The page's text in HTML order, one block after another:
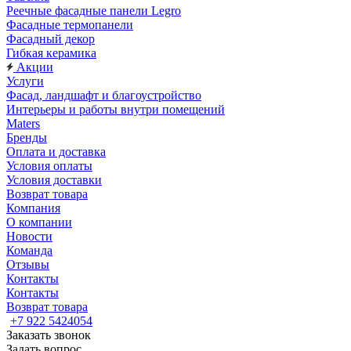
Реечные фасадные панели Legro
Фасадные термопанели
Фасадный декор
Гибкая керамика
Акции
Услуги
Фасад, ландшафт и благоустройство
Интерьеры и работы внутри помещений
Maters
Бренды
Оплата и доставка
Условия оплаты
Условия доставки
Возврат товара
Компания
О компании
Новости
Команда
Отзывы
Контакты
Контакты
Возврат товара
+7 922 5424054
Заказать звонок